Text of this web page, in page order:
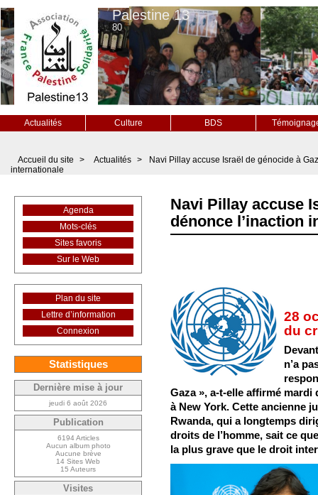
Palestine 13
80
Actualités Culture BDS
Accueil du site > Actualités >
Navi Pillay accuse Israël de génocide à
internationale
Navi Pillay accuse
dénonce l’inaction
28
du
n’a
Gaza », a-t-elle affirmé mardi
à New York. Cette ancienne
Rwanda, qui a longtemps
droits de l’homme, sait ce
la plus grave que le droit
Agenda
Mots-clés
Sites favoris
Sur le Web
Plan du site
Lettre d’information
Connexion
Statistiques
Dernière mise à jour
jeudi 6 août 2026
Publication
6194 Articles
Aucun album photo
Aucune brève
14 Sites Web
15 Auteurs
Visites